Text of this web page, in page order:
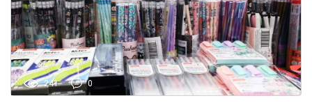
241 0